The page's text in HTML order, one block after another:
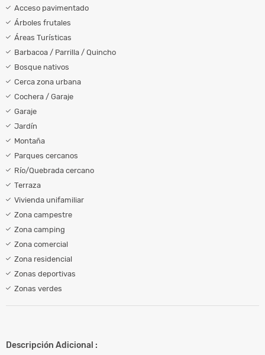
Acceso pavimentado
Árboles frutales
Áreas Turísticas
Barbacoa / Parrilla / Quincho
Bosque nativos
Cerca zona urbana
Cochera / Garaje
Garaje
Jardín
Montaña
Parques cercanos
Río/Quebrada cercano
Terraza
Vivienda unifamiliar
Zona campestre
Zona camping
Zona comercial
Zona residencial
Zonas deportivas
Zonas verdes
Descripción Adicional :